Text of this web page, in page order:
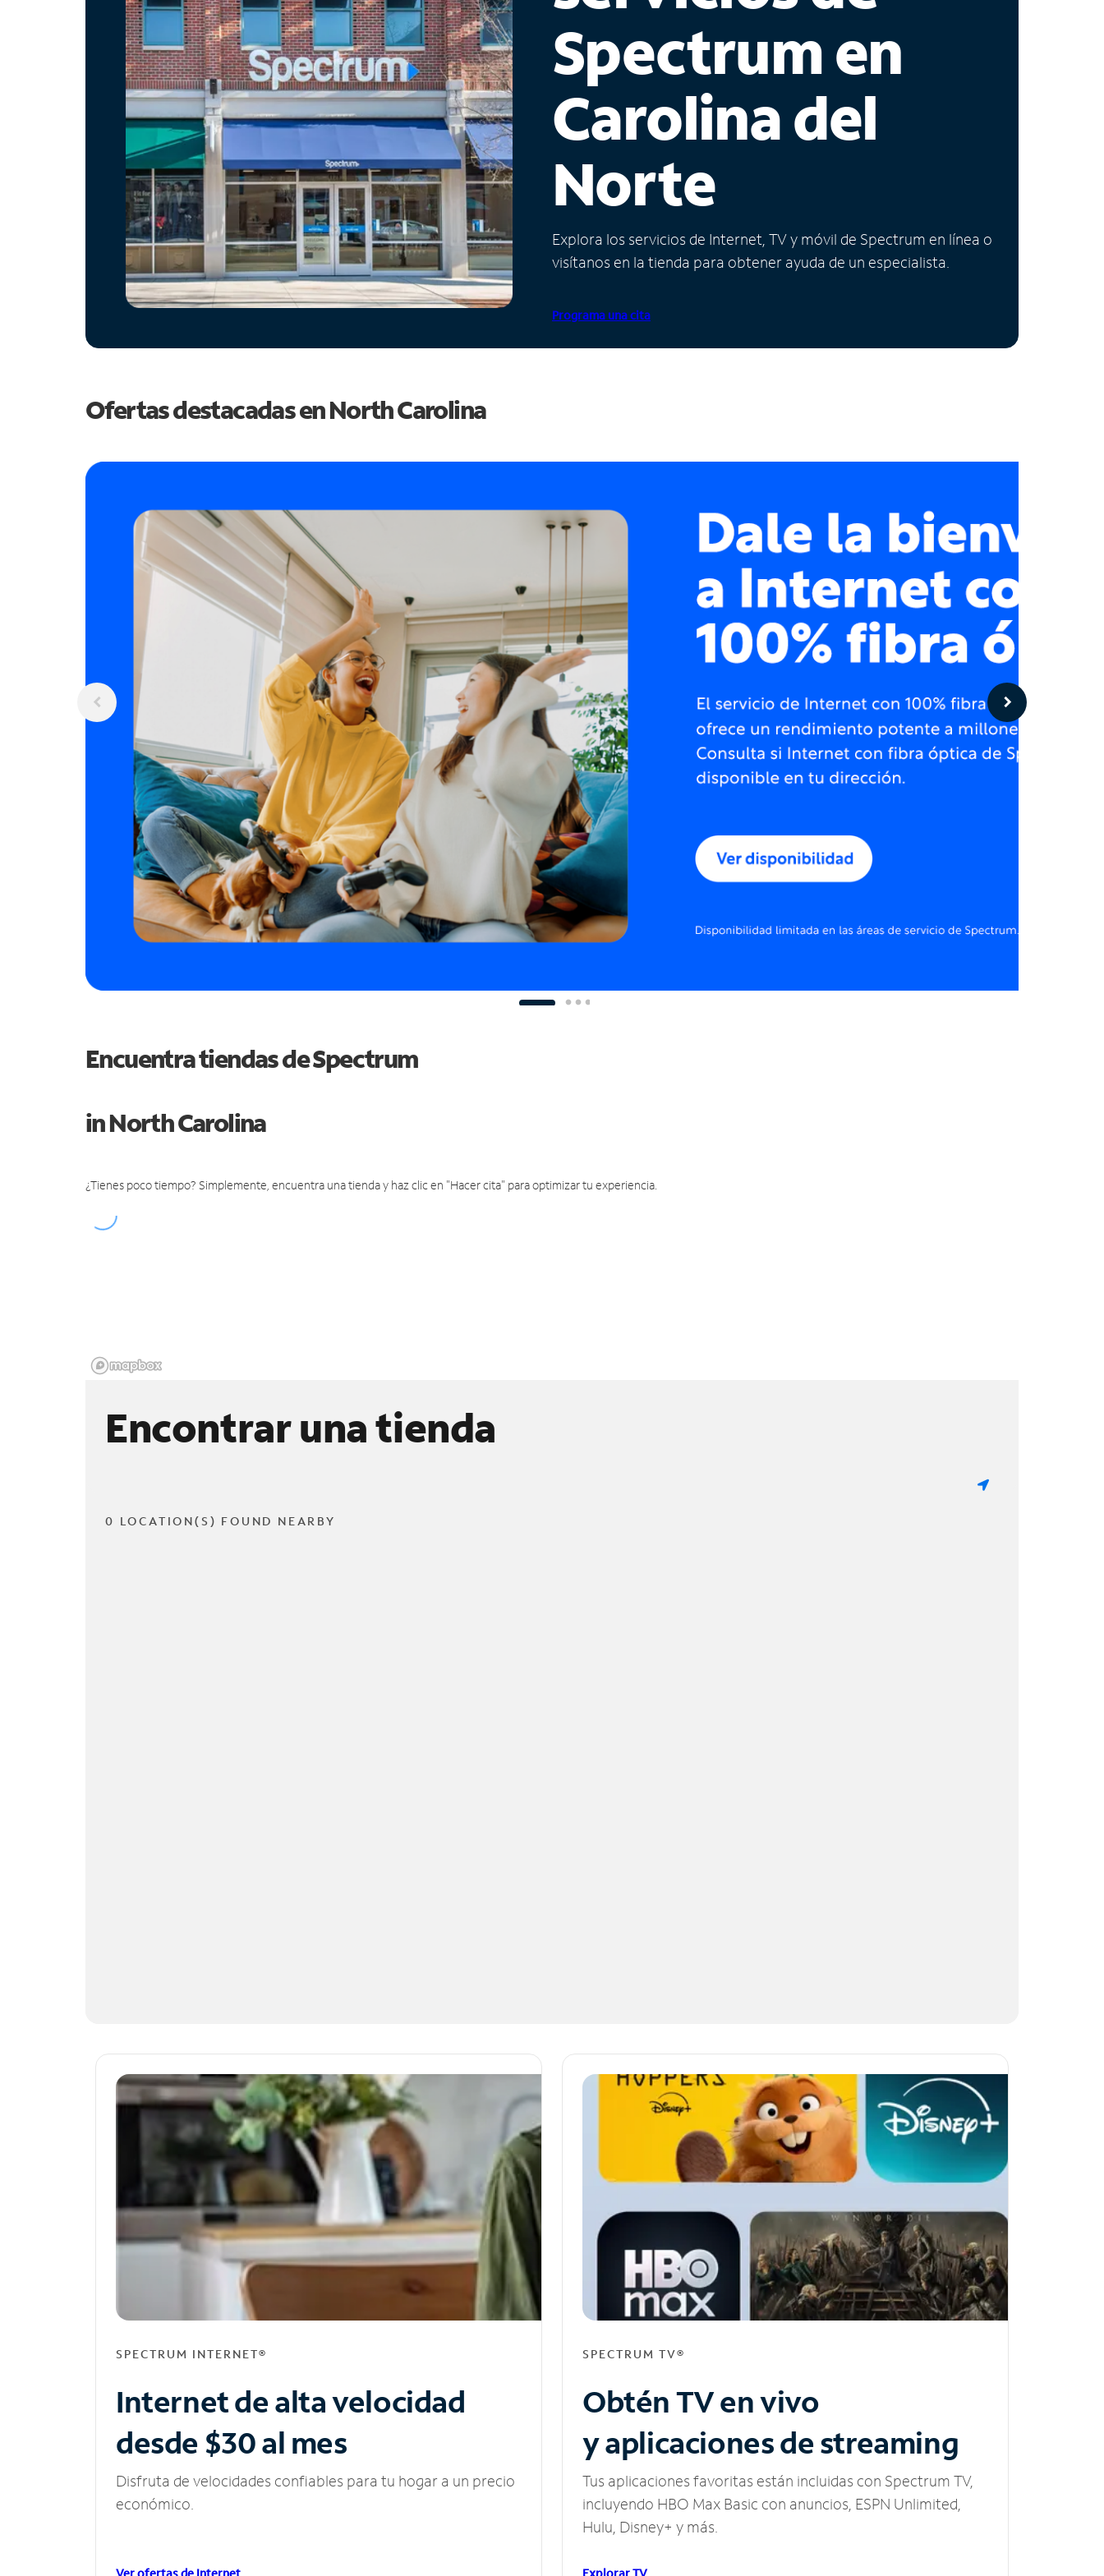
Spectrum en
Carolina del
Norte
Explora los servicios de Internet, TV y móvil de Spectrum en línea o
visítanos en la tienda para obtener ayuda de un especialista.
Programa una cita
Ofertas destacadas enNorth Carolina
Encuentra tiendas de Spectrum
in North Carolina
¿Tienes poco tiempo? Simplemente, encuentra una tienda y haz clic en "Hacer cita" para optimizar tu experiencia.
Encontrar una tienda
0 LOCATION(S) FOUND NEARBY
SPECTRUM INTERNET®
Internet de alta velocidad
desde $30 al mes
Disfruta de velocidades confiables para tu hogar a un precio
económico.
SPECTRUM TV®
Obtén TV en vivo
y aplicaciones de streaming
Tus aplicaciones favoritas están incluidas con Spectrum TV,
incluyendo HBO Max Basic con anuncios, ESPN Unlimited,
Hulu, Disney+ y más.